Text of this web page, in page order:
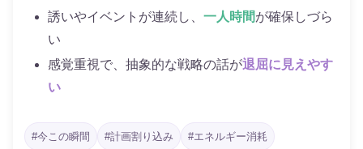
誘いやイベントが連続し、一人時間が確保しづら
い
感覚重視で、抽象的な戦略の話が退屈に見えやす
い
#今この瞬間 #計画割り込み #エネルギー消耗